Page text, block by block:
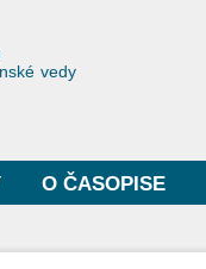
vedy
O ČASOPISE